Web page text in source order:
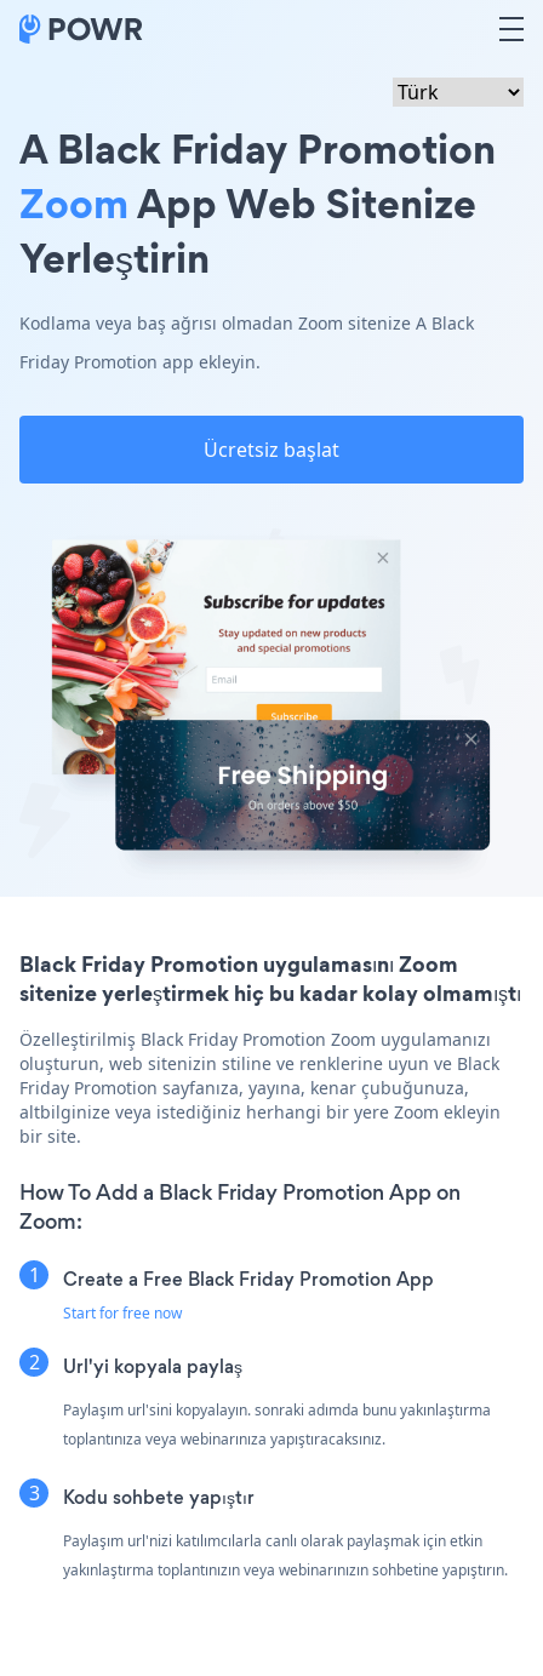
A Black Friday Promotion
ZoomApp Web Sitenize
Yerleştirin
Kodlama veya baş ağrısı olmadan Zoom sitenize A Black
Friday Promotion app ekleyin.
Ücretsiz başlat
Black Friday Promotion uygulamasını Zoom
sitenize yerleştirmek hiç bu kadar kolay olmamıştı
Özelleştirilmiş Black Friday Promotion Zoom uygulamanızı
oluşturun, web sitenizin stiline ve renklerine uyun ve Black
Friday Promotion sayfanıza, yayına, kenar çubuğunuza,
altbilginize veya istediğiniz herhangi bir yere Zoom ekleyin
bir site.
How To Add a Black Friday Promotion App on
Zoom:
Create a Free Black Friday Promotion App
Start for free now
Url'yi kopyala paylaş
Paylaşım url'sini kopyalayın. sonraki adımda bunu yakınlaştırma
toplantınıza veya webinarınıza yapıştıracaksınız.
Kodu sohbete yapıştır
Paylaşım url'nizi katılımcılarla canlı olarak paylaşmak için etkin
yakınlaştırma toplantınızın veya webinarınızın sohbetine yapıştırın.